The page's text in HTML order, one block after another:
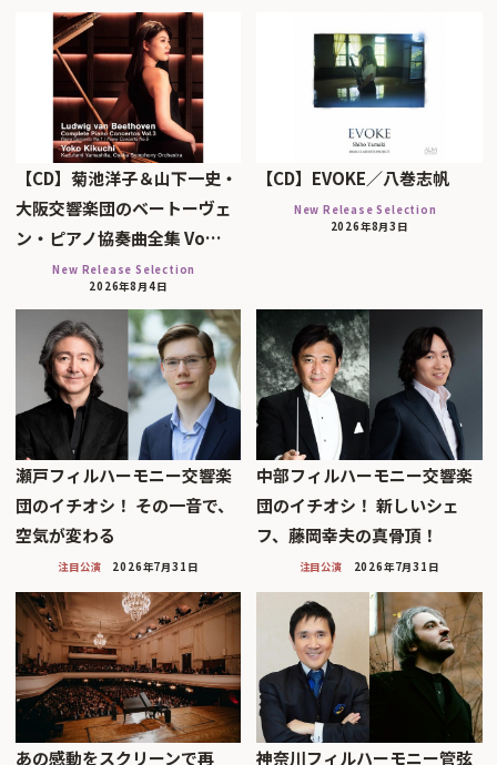
【CD】菊池洋子＆山下一史・
大阪交響楽団のベートーヴェ
ン・ピアノ協奏曲全集 Vo…
New Release Selection
2026年8月4日
【CD】EVOKE／八巻志帆
New Release Selection
2026年8月3日
瀬戸フィルハーモニー交響楽
団のイチオシ！ その一音で、
空気が変わる
注目公演 2026年7月31日
中部フィルハーモニー交響楽
団のイチオシ！ 新しいシェ
フ、藤岡幸夫の真骨頂！
注目公演 2026年7月31日
あの感動をスクリーンで再
神奈川フィルハーモニー管弦